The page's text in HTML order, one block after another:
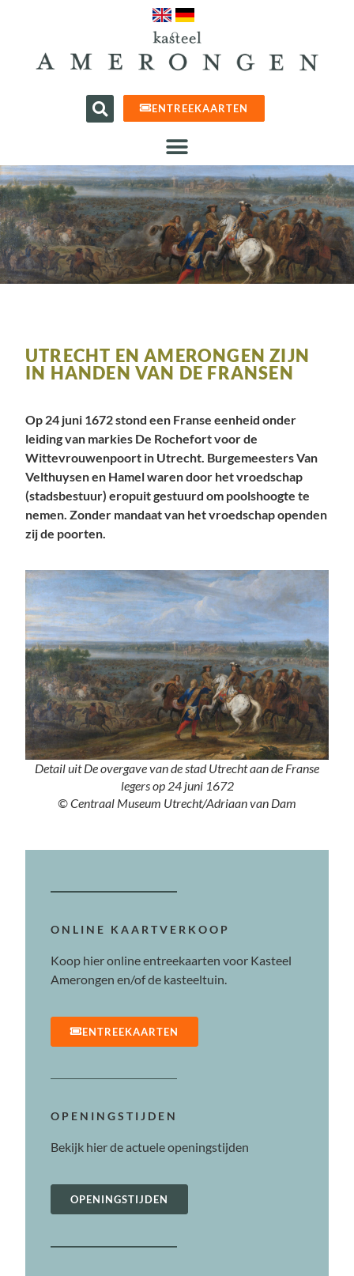
ENTREEKAARTEN
UTRECHT EN AMERONGEN ZIJN
IN HANDEN VAN DE FRANSEN
Op 24 juni 1672 stond een Franse eenheid onder
leiding van markies De Rochefort voor de
Wittevrouwenpoort in Utrecht. Burgemeesters Van
Velthuysen en Hamel waren door het vroedschap
(stadsbestuur) eropuit gestuurd om poolshoogte te
nemen. Zonder mandaat van het vroedschap openden
zij de poorten.
Detail uit De overgave van de stad Utrecht aan de Franse
legers op 24 juni 1672
© Centraal Museum Utrecht/Adriaan van Dam
ONLINE KAARTVERKOOP
Koop hier online entreekaarten voor Kasteel
Amerongen en/of de kasteeltuin.
ENTREEKAARTEN
OPENINGSTIJDEN
Bekijk hier de actuele openingstijden
OPENINGSTIJDEN